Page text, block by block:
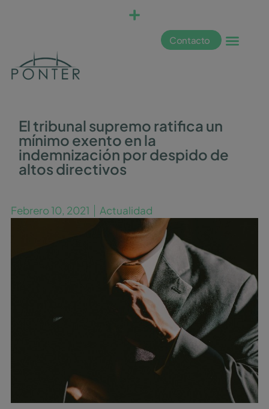
Contacto
El tribunal supremo ratifica un
mínimo exento en la
indemnización por despido de
altos directivos
Febrero 10, 2021 Actualidad